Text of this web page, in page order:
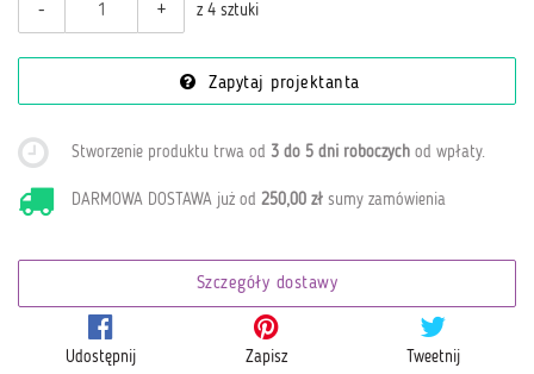
- + z 4 sztuki
Zapytaj projektanta
Stworzenie produktu trwa od3 do 5 dni roboczych od wpłaty.
DARMOWA DOSTAWA już od250,00 zł sumy zamówienia
Szczegóły dostawy
Udostępnij Zapisz Tweetnij